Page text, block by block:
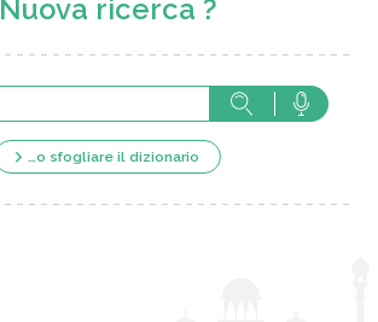
Nuova ricerca ?
…o sfogliare il dizionario